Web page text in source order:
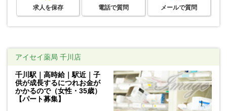
求人を保存 電話で質問 メールで質問
アイセイ薬局 千川店
千川駅｜高時給｜駅近｜子
供が成長するにつれお金が
かかるので（女性・35歳）
【パート募集】